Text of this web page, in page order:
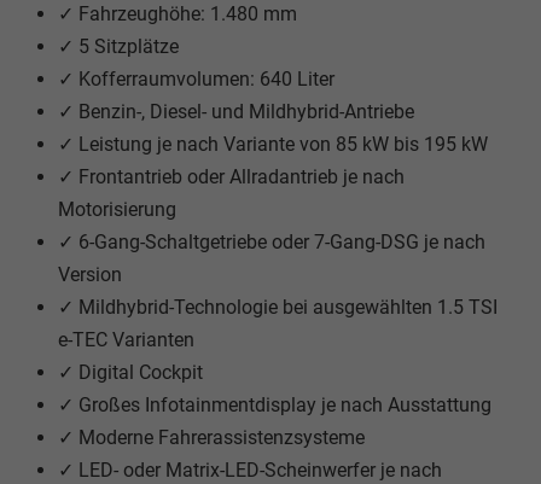
✓ Fahrzeughöhe: 1.480 mm
✓ 5 Sitzplätze
✓ Kofferraumvolumen: 640 Liter
✓ Benzin-, Diesel- und Mildhybrid-Antriebe
✓ Leistung je nach Variante von 85 kW bis 195 kW
✓ Frontantrieb oder Allradantrieb je nach
Motorisierung
✓ 6-Gang-Schaltgetriebe oder 7-Gang-DSG je nach
Version
✓ Mildhybrid-Technologie bei ausgewählten 1.5 TSI
e-TEC Varianten
✓ Digital Cockpit
✓ Großes Infotainmentdisplay je nach Ausstattung
✓ Moderne Fahrerassistenzsysteme
✓ LED- oder Matrix-LED-Scheinwerfer je nach